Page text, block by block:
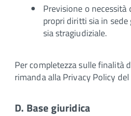
Previsione o necessità
propri diritti sia in sede
sia stragiudiziale.
Per completezza sulle finalità
rimanda alla Privacy Policy
D. Base giuridica